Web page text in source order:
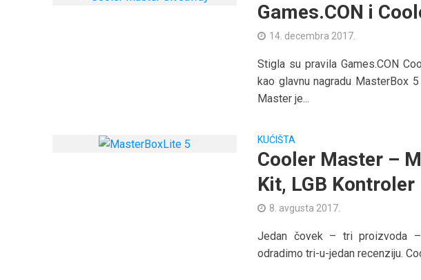
Games.CON i
14. decembra 2017.
Stigla su pravila Games.CON
kao glavnu nagradu MasterBox
Master je...
KUĆIŠTA
Cooler Master –
Kit, LGB Kontroler
8. avgusta 2017.
Jedan čovek – tri proizvoda
odradimo tri-u-jedan recenziju.